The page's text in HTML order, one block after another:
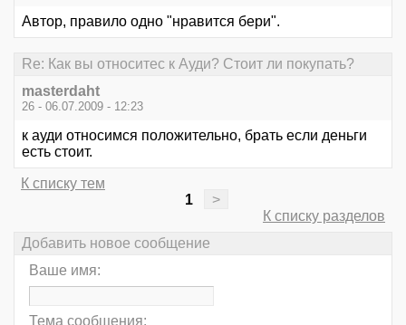
Автор, правило одно "нравится бери".
Re: Как вы относитес к Ауди? Стоит ли покупать?
masterdaht
26 - 06.07.2009 - 12:23
к ауди относимся положительно, брать если деньги
есть стоит.
К списку тем
1
>
К списку разделов
Добавить новое сообщение
Ваше имя:
Тема сообщения: